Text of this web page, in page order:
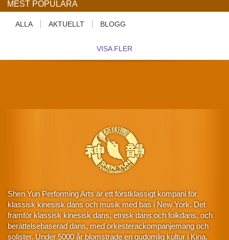
MEST POPULÄRA
ALLA AKTUELLT BLOGG
VISA FLER
Shen Yun Performing Arts är ett förstklassigt kompani för
klassisk kinesisk dans och musik med bas i New York. Det
framför klassisk kinesisk dans, etnisk dans och folkdans, och
berättelsebaserad dans, med orkesterackompanjemang och
solister. Under 5000 år blomstrade en gudomlig kultur i Kina.